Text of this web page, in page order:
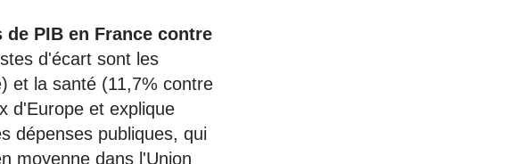
PIB en France contre
d'écart sont les
et la santé (11,7% contre
d'Europe et explique
dépenses publiques, qui
moyenne dans l'Union